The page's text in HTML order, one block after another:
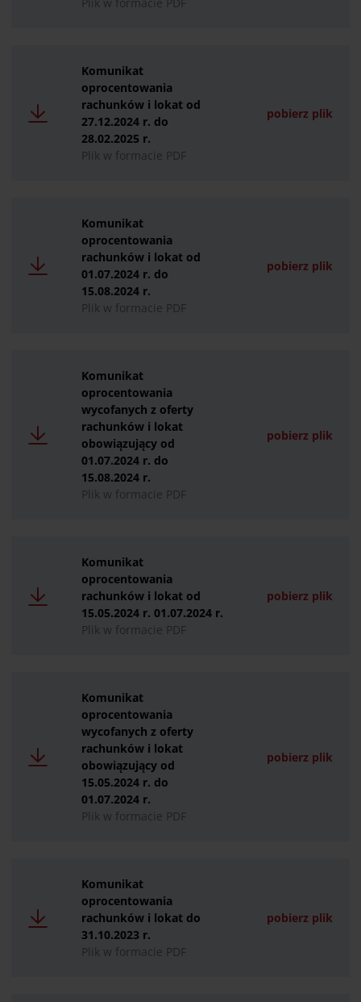
Komunikat
oprocentowania
rachunków i lokat od
27.12.2024 r. do
28.02.2025 r.
Plik w formacie PDF
pobierz plik
Komunikat
oprocentowania
rachunków i lokat od
01.07.2024 r. do
15.08.2024 r.
Plik w formacie PDF
pobierz plik
Komunikat
oprocentowania
wycofanych z oferty
rachunków i lokat
obowiązujący od
01.07.2024 r. do
15.08.2024 r.
Plik w formacie PDF
pobierz plik
Komunikat
oprocentowania
rachunków i lokat od
15.05.2024 r. 01.07.2024 r.
Plik w formacie PDF
pobierz plik
Komunikat
oprocentowania
wycofanych z oferty
rachunków i lokat
obowiązujący od
15.05.2024 r. do
01.07.2024 r.
Plik w formacie PDF
pobierz plik
Komunikat
oprocentowania
rachunków i lokat do
31.10.2023 r.
Plik w formacie PDF
pobierz plik